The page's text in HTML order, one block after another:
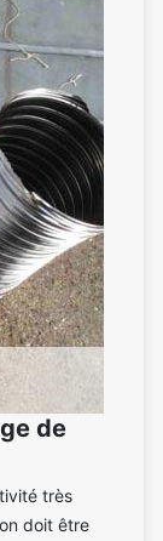
de
très
doit être